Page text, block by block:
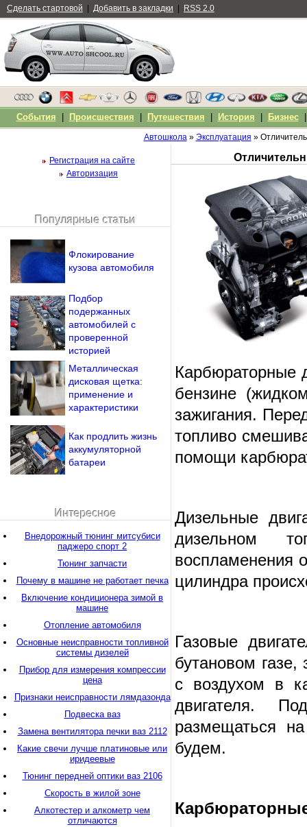
Автошкола» Эксплуатация »
Карбюраторные
бензине
зажигания.
топливо
помощи
Дизельные
дизельном
воспламенения
цилиндра
Газовые
бутановом газе,
с воздухом в
двигателя.
размещаться
будем.
Регистрация на сайте
Авторизация
Напомнить пароль?
Популярные статьи
Флокирование
кузова автомобиля
Подбор
подержанных
автомобилей с
проверенной
историей
Металлическая
дисковая щетка:
применение и
характеристики
Как продлить жизнь
аккумуляторной
батареи
Интересное
Внедорожный тюнинг митсубиси
паджеро спорт 2
Тюнинг запчасти
Почему в машине не работает печка
Включение кондиционера зимой в
машине
Отопление автомобиля
Основные неисправности топливной
системы дизелей
Прибор для измерения компрессии
цена
Признаки неисправности лямдазонда
Подвеска ваз
Замена вентилятора печки ваз 2112
Какие свечи лучше платиновые или
иридеевые
Тюнинг передней оптики ваз 2106
Скорость в жилой зоне
Алкотестер и алкометр чем
отличаются
Сделать стартовой Добавить в закладки RSS 2.0
События Происшествия Путешествия История Бизнес